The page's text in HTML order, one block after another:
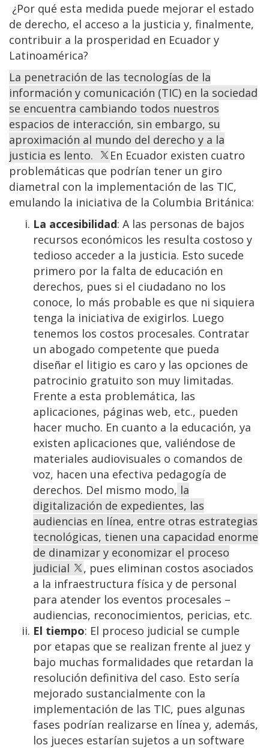
¿Por qué esta medida puede mejorar el estado
de derecho, el acceso a la justicia y, finalmente,
contribuir a la prosperidad en Ecuador y
Latinoamérica?
La penetración de las tecnologías de la
información y comunicación (TIC) en la sociedad
se encuentra cambiando todos nuestros
espacios de interacción, sin embargo, su
aproximación al mundo del derecho y a la
justicia es lento.
En Ecuador existen cuatro
problemáticas que podrían tener un giro
diametral con la implementación de las TIC,
emulando la iniciativa de la Columbia Británica:
La accesibilidad: A las personas de bajos
recursos económicos les resulta costoso y
tedioso acceder a la justicia. Esto sucede
primero por la falta de educación en
derechos, pues si el ciudadano no los
conoce, lo más probable es que ni siquiera
tenga la iniciativa de exigirlos. Luego
tenemos los costos procesales. Contratar
un abogado competente que pueda
diseñar el litigio es caro y las opciones de
patrocinio gratuito son muy limitadas.
Frente a esta problemática, las
aplicaciones, páginas web, etc., pueden
hacer mucho. En cuanto a la educación, ya
existen aplicaciones que, valiéndose de
materiales audiovisuales o comandos de
voz, hacen una efectiva pedagogía de
derechos. Del mismo modo, la
digitalización de expedientes, las
audiencias en línea, entre otras estrategias
tecnológicas, tienen una capacidad enorme
de dinamizar y economizar el proceso
judicial
, pues eliminan costos asociados
a la infraestructura física y de personal
para atender los eventos procesales –
audiencias, reconocimientos, pericias, etc.
El tiempo: El proceso judicial se cumple
por etapas que se realizan frente al juez y
bajo muchas formalidades que retardan la
resolución definitiva del caso. Esto sería
mejorado sustancialmente con la
implementación de las TIC, pues algunas
fases podrían realizarse en línea y, además,
los jueces estarían sujetos a un software